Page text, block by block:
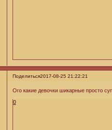
Поделиться2017-08-25 21:22:21
Ого какие девочки шикарные просто
0